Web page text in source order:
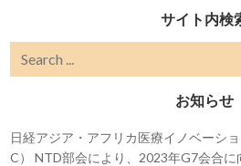
サイト内検
お知らせ
日経アジア・アフリカ医療イノベーシ
C） NTD部会により、2023年G7会合に